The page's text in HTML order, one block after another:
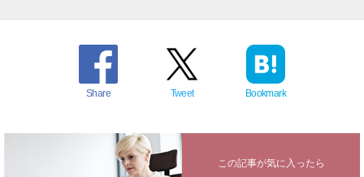
Share Tweet Bookmark
この記事が気に入ったら